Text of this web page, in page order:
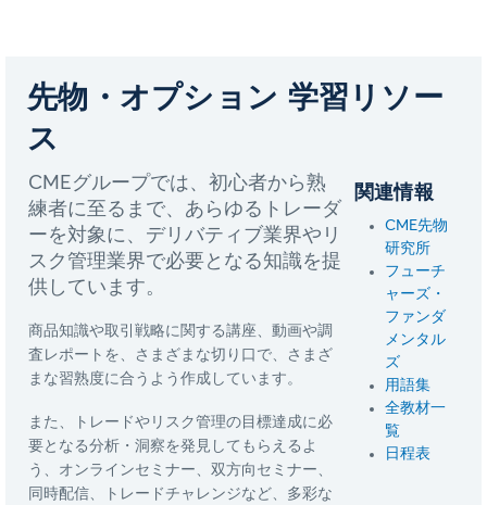
先物・オプション 学習リソー
ス
CMEグループでは、初心者から熟
練者に至るまで、あらゆるトレーダ
ーを対象に、デリバティブ業界やリ
スク管理業界で必要となる知識を提
供しています。
商品知識や取引戦略に関する講座、動画や調
査レポートを、さまざまな切り口で、さまざ
まな習熟度に合うよう作成しています。
また、トレードやリスク管理の目標達成に必
要となる分析・洞察を発見してもらえるよ
う、オンラインセミナー、双方向セミナー、
同時配信、トレードチャレンジなど、多彩な
関連情報
CME先物
研究所
フューチ
ャーズ・
ファンダ
メンタル
ズ
用語集
全教材一
覧
日程表